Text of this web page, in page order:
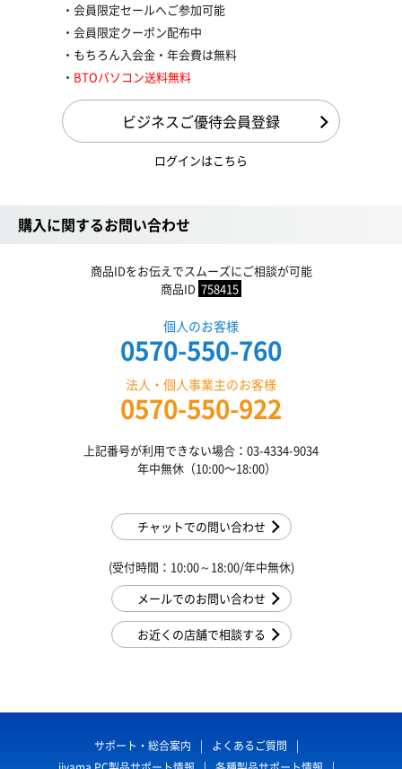
会員限定セールへご参加可能
会員限定クーポン配布中
もちろん入会金・年会費は無料
BTOパソコン送料無料
ビジネスご優待会員登録
ログインはこちら
購入に関するお問い合わせ
商品IDをお伝えでスムーズにご相談が可能
商品ID 758415
個人のお客様
0570-550-760
法人・個人事業主のお客様
0570-550-922
上記番号が利用できない場合：03-4334-9034
年中無休（10:00〜18:00）
チャットでの問い合わせ
(受付時間：10:00～18:00/年中無休)
メールでのお問い合わせ
お近くの店舗で相談する
サポート・総合案内
よくあるご質問